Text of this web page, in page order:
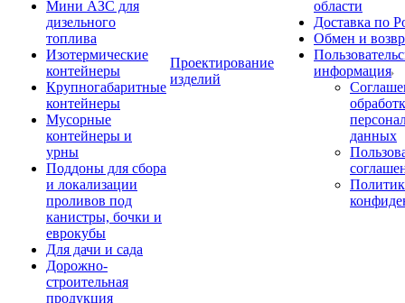
Мини АЗС для
дизельного
топлива
Изотермические
контейнеры
Крупногабаритные
контейнеры
Мусорные
контейнеры и
урны
Поддоны для сбора
и локализации
проливов под
канистры, бочки и
еврокубы
Для дачи и сада
Дорожно-
строительная
продукция
Проектирование
изделий
области
Доставка по
Обмен и
информация
данных